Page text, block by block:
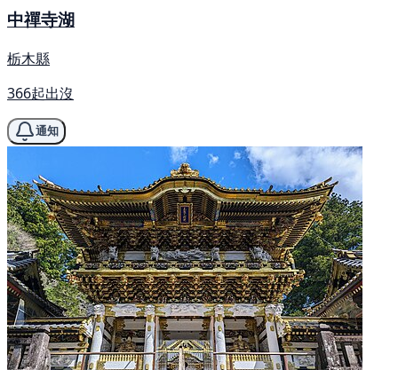
中禪寺湖
栃木縣
366起出沒
通知